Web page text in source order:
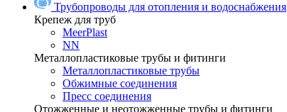
Трубопроводы для отопления и водоснабжения
Крепеж для труб
MeerPlast
NN
Металлопластиковые трубы и фитинги
Металлопластиковые трубы
Обжимные соединения
Пресс соединения
Отожженные и неотожженные трубы и фитинги